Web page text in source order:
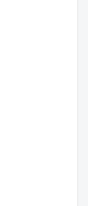
を実現して
し、新築・
トをお任せ